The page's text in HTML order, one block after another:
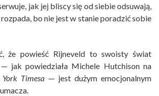
jak jej bliscy się od siebie odsuwają,
rozpada, bo nie jest w stanie poradzić sobie
że powieść Rijneveld to swoisty świat
jak powiedziała Michele Hutchison na
Timesa — jest dużym emocjonalnym